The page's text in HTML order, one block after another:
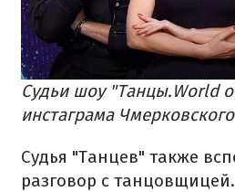
Судьи шоу "Танцы.World
инстаграма Чмерковского
Судья "Танцев" также
разговор с